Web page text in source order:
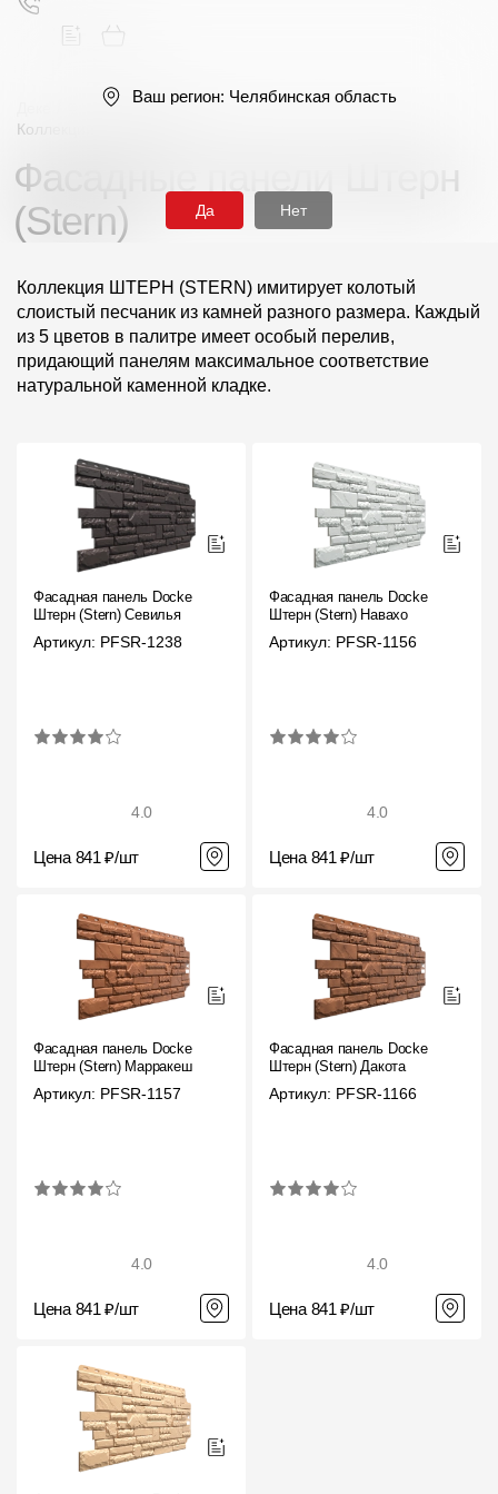
Продукция
Фасадные материалы
Софиты
Фасадные панели
Фасадная плитка
Комплектующие для фасадов
Мягкая кровля
Ламинированная черепица
Комплектующие к кровле
Водостоки
Пластиковые водосточные системы
Металлические водосточные системы
Водосборник
Инструкции по монтажу
Технические листы
Рекламные материалы
Сертификаты
Фасадные панели / Серия Премиум (Premium)
Коллекция Штерн (Stern)
Фасадные панели Штерн
(Stern)
Коллекция ШТЕРН (STERN) имитирует колотый
слоистый песчаник из камней разного размера. Каждый
из 5 цветов в палитре имеет особый перелив,
придающий панелям максимальное соответствие
натуральной каменной кладке.
Фасадная панель Docke
Штерн (Stern) Севилья
Артикул: PFSR-1238
4.0
Цена 841 ₽/шт
Фасадная панель Docke
Штерн (Stern) Навахо
Артикул: PFSR-1156
4.0
Цена 841 ₽/шт
Фасадная панель Docke
Штерн (Stern) Марракеш
Артикул: PFSR-1157
4.0
Цена 841 ₽/шт
Фасадная панель Docke
Штерн (Stern) Дакота
Артикул: PFSR-1166
4.0
Цена 841 ₽/шт
Ваш регион: Челябинская область
Да Нет